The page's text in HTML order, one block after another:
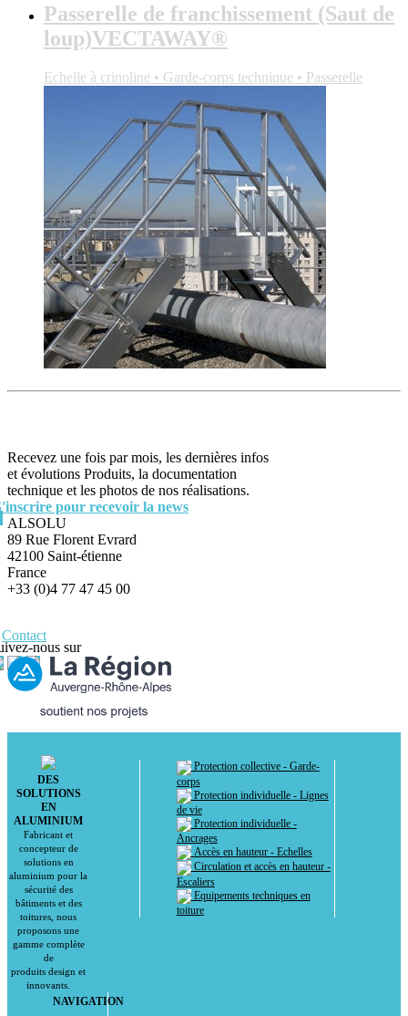
Passerelle de franchissement (Saut de
loup)VECTAWAY®
Echelle à crinoline • Garde-corps technique • Passerelle
Recevez une fois par mois, les dernières infos
et évolutions Produits, la documentation
technique et les photos de nos réalisations.
pour recevoir la news
ALSOLU
89 Rue Florent Evrard
42100 Saint-étienne
France
+33 (0)4 77 47 45 00
Contact
nous sur
DES
SOLUTIONS
EN
ALUMINIUM
Fabricant et
concepteur de
solutions en
aluminium pour la
sécurité des
bâtiments et des
toitures, nous
proposons une
gamme complète
de
produits design et
innovants.
Protection collective - Garde-
corps
Protection individuelle - Lignes
de vie
Protection individuelle -
Ancrages
Accès en hauteur - Echelles
Circulation et accès en hauteur -
Escaliers
Equipements techniques en
toiture
NAVIGATION